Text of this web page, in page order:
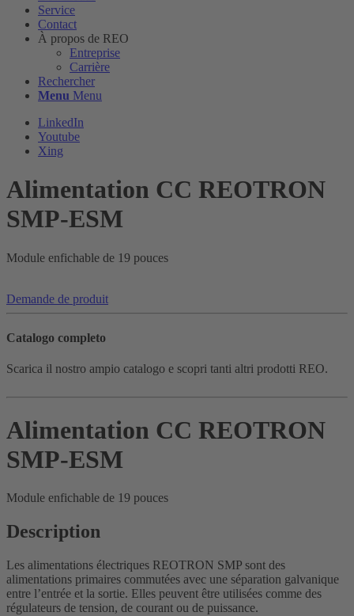
Service
Contact
À propos de REO
Entreprise
Carrière
Rechercher
Menu Menu
LinkedIn
Youtube
Xing
Alimentation CC REOTRON
SMP-ESM
Module enfichable de 19 pouces
Demande de produit
Catalogo completo
Scarica il nostro ampio catalogo e scopri tanti altri prodotti REO.
Alimentation CC REOTRON
SMP-ESM
Module enfichable de 19 pouces
Description
Les alimentations électriques REOTRON SMP sont des
alimentations primaires commutées avec une séparation galvanique
entre l’entrée et la sortie. Elles peuvent être utilisées comme des
régulateurs de tension, de courant ou de puissance.